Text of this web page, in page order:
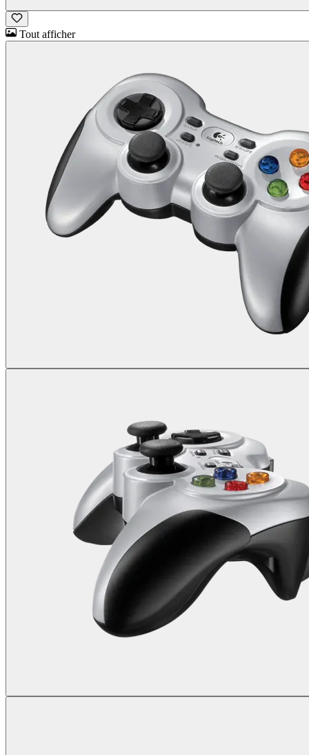
Tout afficher